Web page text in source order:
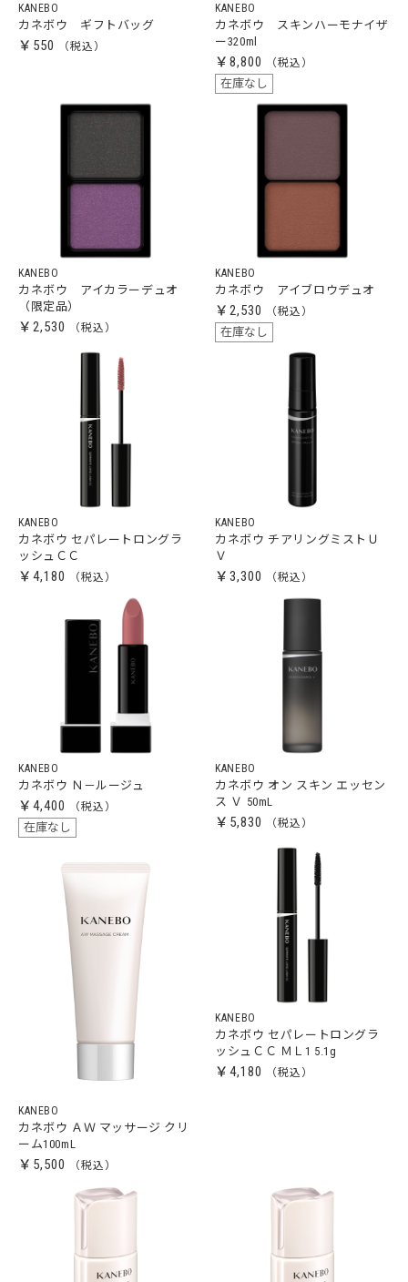
KANEBO
カネボウ ギフトバッグ
￥550
KANEBO
カネボウ スキンハーモナイザ
ー320ml
￥8,800
在庫なし
KANEBO
カネボウ アイカラーデュオ
（限定品）
￥2,530
KANEBO
カネボウ アイブロウデュオ
￥2,530
在庫なし
KANEBO
カネボウ セパレートロングラ
ッシュＣＣ
￥4,180
KANEBO
カネボウ チアリングミストＵ
Ｖ
￥3,300
KANEBO
カネボウ Ｎ－ルージュ
￥4,400
在庫なし
KANEBO
カネボウ オン スキン エッセン
ス Ｖ 50mL
￥5,830
KANEBO
カネボウ ＡＷ マッサージ クリ
ーム100mL
￥5,500
KANEBO
カネボウ セパレートロングラ
ッシュＣＣ ＭＬ1 5.1g
￥4,180